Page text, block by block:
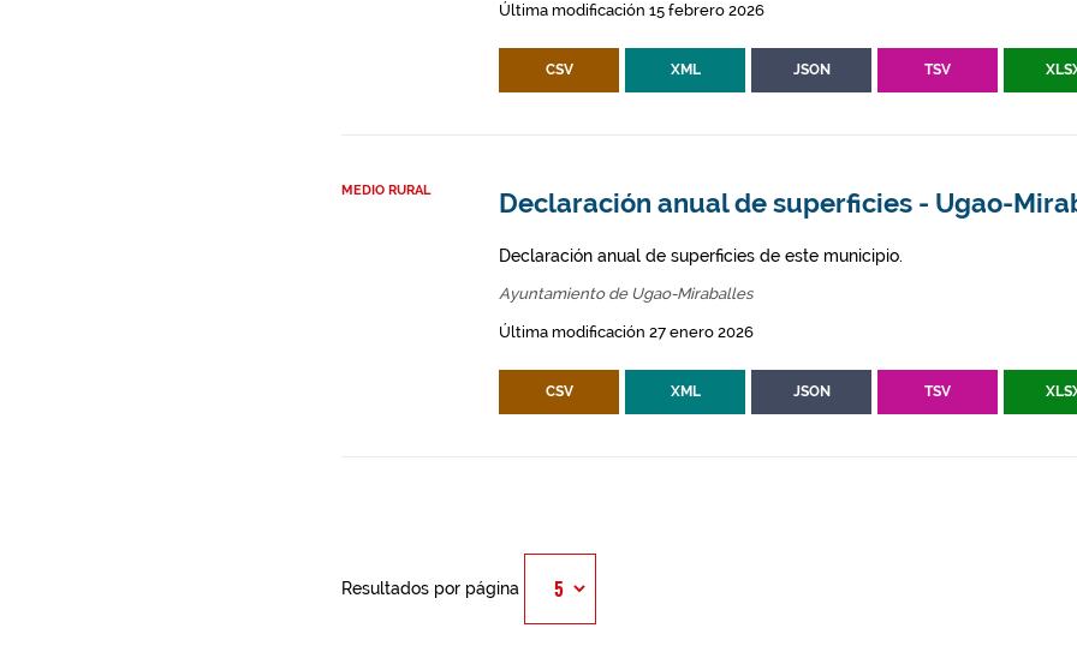
Última modificación 15 febrero 2026
CSV XML JSON TSV
MEDIO RURAL Declaración anual de superficies - Ugao-
Declaración anual de superficies de este municipio.
Ayuntamiento de Ugao-Miraballes
Última modificación 27 enero 2026
CSV XML JSON TSV
Resultados por página